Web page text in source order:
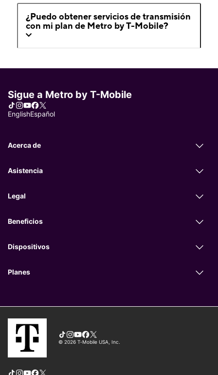
¿Puedo obtener servicios de transmisión
con mi plan de Metro by T-Mobile?